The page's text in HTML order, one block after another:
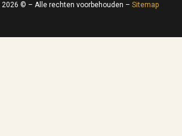
© – Alle rechten voorbehouden – Sitemap